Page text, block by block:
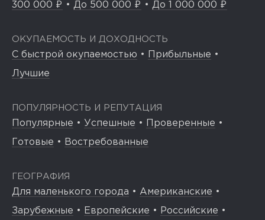
300 000 ₽ • До 500 000 ₽ • До 1 000 000 ₽
ОКУПАЕМОСТЬ И ДОХОДНОСТЬ
С быстрой окупаемостью • Прибыльные •
Лучшие
ПОПУЛЯРНОСТЬ И РЕПУТАЦИЯ
Популярные • Успешные • Проверенные •
Готовые • Востребованные
ГЕОГРАФИЯ
Для маленького города • Американские •
Зарубежные • Европейские • Российские •